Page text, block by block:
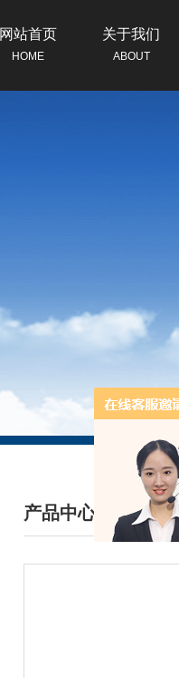
网站首页
HOME
关于我们
ABOUT
产品中心
/ PRODUCTS CENTER